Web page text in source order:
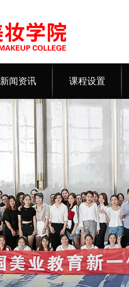
新闻资讯 课程设置